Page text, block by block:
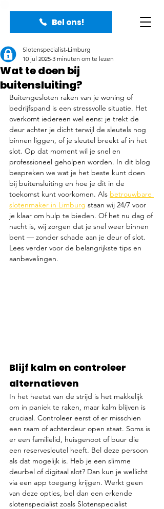
Bel ons!
Wat te doen bij
buitensluiting?
Slotenspecialist-Limburg
10 jul 2025 3 minuten om te lezen
Buitengesloten raken van je woning of
bedrijfspand is een stressvolle situatie. Het
overkomt iedereen wel eens: je trekt de
deur achter je dicht terwijl de sleutels nog
binnen liggen, of je sleutel breekt af in het
slot. Op dat moment wil je snel en
professioneel geholpen worden. In dit blog
bespreken we wat je het beste kunt doen
bij buitensluiting en hoe je dit in de
toekomst kunt voorkomen. Als betrouwbare
slotenmaker in Limburg staan wij 24/7 voor
je klaar om hulp te bieden. Of het nu dag of
nacht is, wij zorgen dat je snel weer binnen
bent — zonder schade aan je deur of slot.
Lees verder voor de belangrijkste tips en
aanbevelingen.
Blijf kalm en controleer
alternatieven
In het heetst van de strijd is het makkelijk
om in paniek te raken, maar kalm blijven is
cruciaal. Controleer eerst of er misschien
een raam of achterdeur open staat. Soms is
er een familielid, huisgenoot of buur die
een reservesleutel heeft. Bel deze persoon
als dat mogelijk is. Heb je een slimme
deurbel of digitaal slot? Dan kun je wellicht
via een app toegang krijgen. Werkt geen
van deze opties, bel dan een erkende
slotenspecialist zoals Slotenspecialist